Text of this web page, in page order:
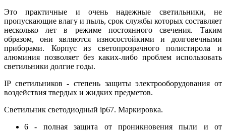
Это практичные и очень надежные светильники, не
пропускающие влагу и пыль, срок службы которых составляет
несколько лет в режиме постоянного свечения. Таким
образом, они являются износостойкими и долговечными
приборами. Корпус из светопрозрачного полистирола и
алюминия позволяет без каких-либо проблем использовать
светильники долгие годы.
IP светильников - степень защиты электрооборудования от
воздействия твердых и жидких предметов.
Светильник светодиодный ip67. Маркировка.
6 - полная защита от проникновения пыли и от